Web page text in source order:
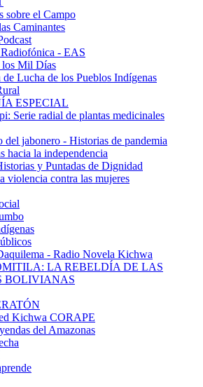
sobre el Campo
Caminantes
- EAS
Mil Días
Lucha de los Pueblos Indígenas
ESPECIAL
Serie radial de plantas medicinales
del jabonero - Historias de pandemia
hacia la independencia
y Puntadas de Dignidad
violencia contra las mujeres
- Radio Novela Kichwa
LA REBELDÍA DE LAS
BOLIVIANAS
Kichwa CORAPE
del Amazonas